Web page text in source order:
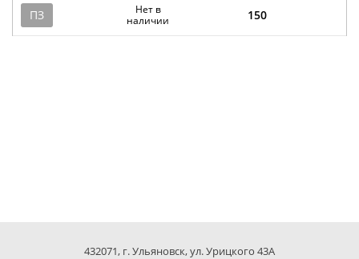
ПЗ
Нет в
наличии
150
432071, г. Ульяновск, ул. Урицкого 43А